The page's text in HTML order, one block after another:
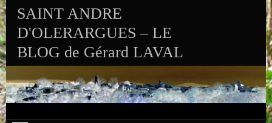
Skip to VISITS_COUNTER_WIDGET
SAINT ANDRE
D'OLERARGUES – LE
BLOG de Gérard LAVAL